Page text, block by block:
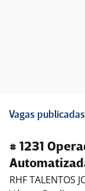
Vagas
# 1231
RHF TALENTOS